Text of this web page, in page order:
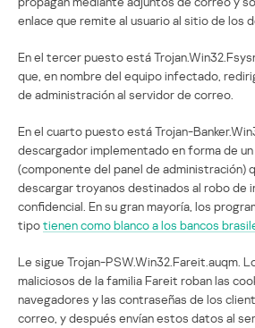
enlace que remite al usuario al sitio de los
En el tercer puesto está
que, en nombre del equipo infectado,
de administración al servidor de correo.
En el cuarto puesto está Trojan-
descargador implementado en forma de un
(componente del panel de administración)
descargar troyanos destinados al robo de
confidencial. En su gran mayoría, los
tipotienen como blanco a los bancos
Le sigue Trojan-PSW.Win32.Fareit.auqm.
maliciosos de la familia Fareit roban las
navegadores y las contraseñas de los
correo, y después envían estos datos al